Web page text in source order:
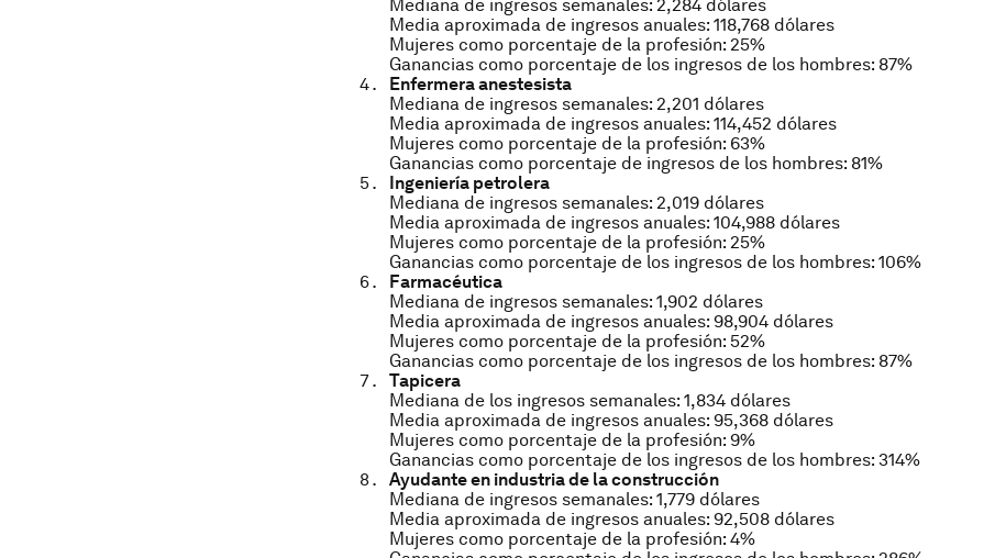
Mediana de ingresos semanales: 2,284 dólares
Media aproximada de ingresos anuales: 118,768 dólares
Mujeres como porcentaje de la profesión: 25%
Ganancias como porcentaje de los ingresos de los hombres: 87%
Enfermera anestesista
Mediana de ingresos semanales: 2,201 dólares
Media aproximada de ingresos anuales: 114,452 dólares
Mujeres como porcentaje de la profesión: 63%
Ganancias como porcentaje de ingresos de los hombres: 81%
Ingeniería petrolera
Mediana de ingresos semanales: 2,019 dólares
Media aproximada de ingresos anuales: 104,988 dólares
Mujeres como porcentaje de la profesión: 25%
Ganancias como porcentaje de los ingresos de los hombres: 106%
Farmacéutica
Mediana de ingresos semanales: 1,902 dólares
Media aproximada de ingresos anuales: 98,904 dólares
Mujeres como porcentaje de la profesión: 52%
Ganancias como porcentaje de los ingresos de los hombres: 87%
Tapicera
Mediana de los ingresos semanales: 1,834 dólares
Media aproximada de ingresos anuales: 95,368 dólares
Mujeres como porcentaje de la profesión: 9%
Ganancias como porcentaje de los ingresos de los hombres: 314%
Ayudante en industria de la construcción
Mediana de ingresos semanales: 1,779 dólares
Media aproximada de ingresos anuales: 92,508 dólares
Mujeres como porcentaje de la profesión: 4%